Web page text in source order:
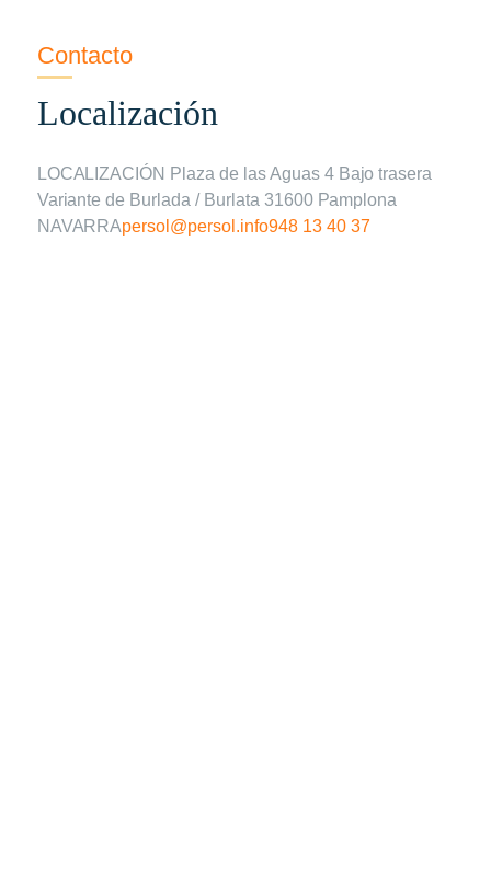
Contacto
Localización
LOCALIZACIÓN Plaza de las Aguas 4 Bajo trasera
Variante de Burlada / Burlata 31600 Pamplona
NAVARRApersol@persol.info948 13 40 37